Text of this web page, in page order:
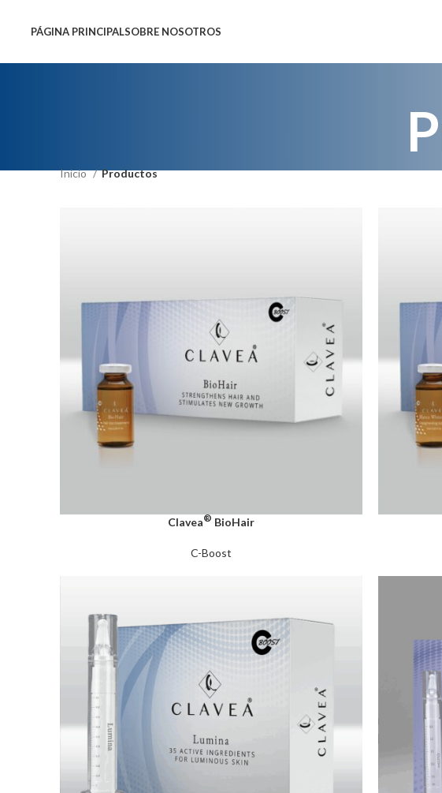
PÁGINA PRINCIPALSOBRE NOSOTROS
Inicio Productos
Clavea® BioHair
C-Boost